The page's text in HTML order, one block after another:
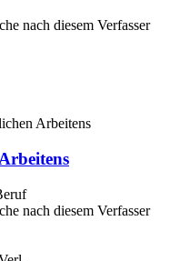
nach diesem Verfasser
nach diesem Verfasser